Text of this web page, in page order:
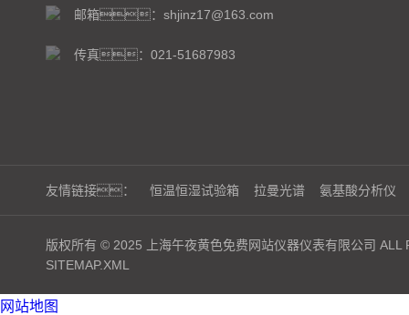
邮箱：shjinz17@163.com
传真：021-51687983
友情链接： 恒温恒湿试验箱 拉曼光谱 氨基酸分析仪
版权所有 © 2025 上海午夜黄色免费网站仪器仪表有限公司 ALL
SITEMAP.XML
网站地图